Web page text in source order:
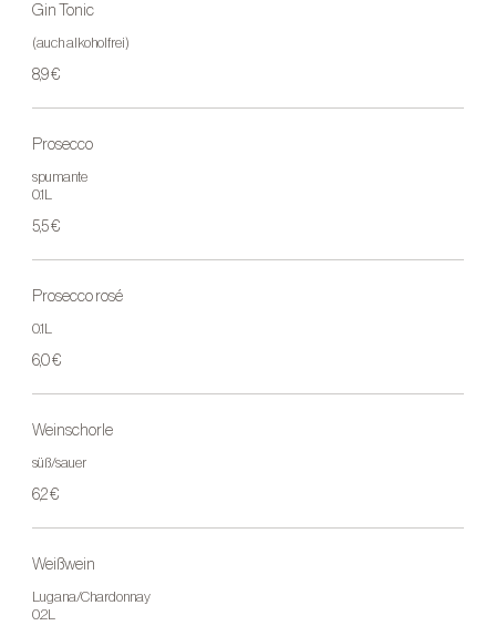
Gin Tonic
(auch alkoholfrei)
8,9 €
Prosecco
spumante
0.1L
5,5 €
Prosecco rosé
0.1L
6,0 €
Weinschorle
süß/sauer
6,2 €
Weißwein
Lugana/Chardonnay
0.2L